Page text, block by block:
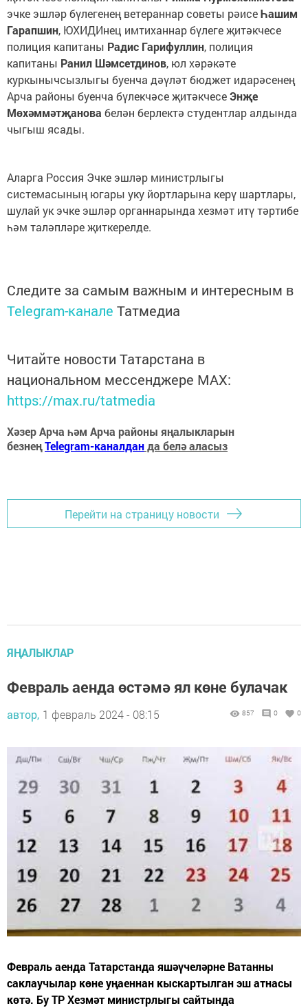
эчке эшләр бүлегенең ветераннар советы рәисеҺашим
Гарапшин, ЮХИДИнец имтиханнар бүлеге җитәкчесе
полиция капитаны Радис Гарифуллин, полиция
капитаны Ранил Шәмсетдинов, юл хәрәкәте
куркынычсызлыгы буенча дәүләт бюджет идарәсенең
Арча районы буенча бүлекчәсе җитәкчесеЭнҗе
Мөхәммәтҗанова белән берлектә студентлар алдында
чыгыш ясады.
Аларга Россия Эчке эшләр министрлыгы
системасының югары уку йортларына керү шартлары,
шулай ук эчке эшләр органнарында хезмәт итү тәртибе
һәм таләпләре җиткерелде.
Следите за самым важным и интересным в
Telegram-канале Татмедиа
Читайте новости Татарстана в
национальном мессенджере MАХ:
https://max.ru/tatmedia
Хәзер Арча һәм Арча районы яңалыкларын
безнеңTelegram-каналданда белә аласыз
Перейти на страницу новости
ЯҢАЛЫКЛАР
Февраль аенда өстәмә ял көне булачак
автор, 1 февраль 2024 - 08:15 857 0 0
Февраль аенда Татарстанда яшәүчеләрне Ватанны
саклаучылар көне уңаеннан кыскартылган эш атнасы
көтә. Бу ТР Хезмәт министрлыгы сайтында